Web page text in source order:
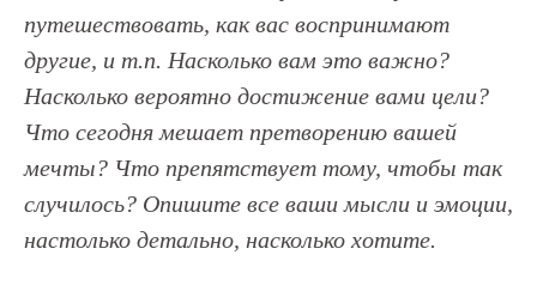
путешествовать, как вас воспринимают
другие, и т.п. Насколько вам это важно?
Насколько вероятно достижение вами цели?
Что сегодня мешает претворению вашей
мечты? Что препятствует тому, чтобы так
случилось? Опишите все ваши мысли и эмоции,
настолько детально, насколько хотите.